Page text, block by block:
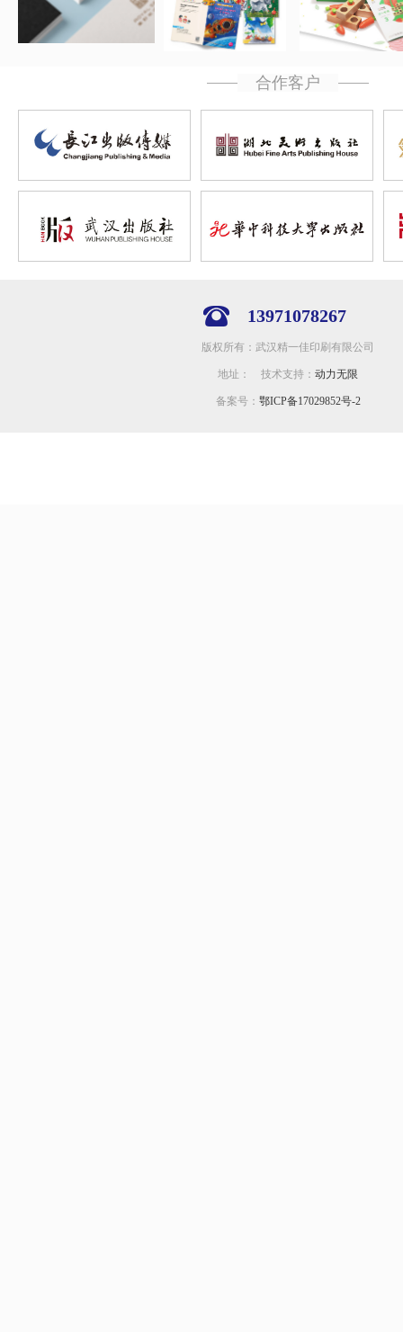
合作客户
13971078267
版权所有：武汉精一佳印刷有限公司
地址： 技术支持： 动力无限
备案号： 鄂ICP备17029852号-2